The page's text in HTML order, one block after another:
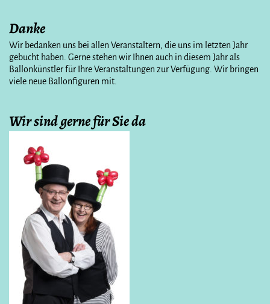
Danke
Wir bedanken uns bei allen Veranstaltern, die uns im letzten Jahr
gebucht haben. Gerne stehen wir Ihnen auch in diesem Jahr als
Ballonkünstler für Ihre Veranstaltungen zur Verfügung. Wir bringen
viele neue Ballonfiguren mit.
Wir sind gerne für Sie da